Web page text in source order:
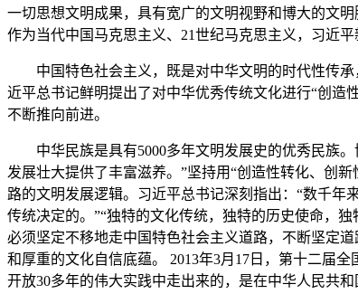
一切思想文明成果，具有宽广的文明视野和博大的文
作为当代中国马克思主义、21世纪马克思主义，习近
中国特色社会主义，既是对中华文明的时代性传承
近平总书记鲜明提出了对中华优秀传统文化进行“创造
不断推向前进。
中华民族是具有5000多年文明发展史的优秀民族。
发展壮大提供了丰富滋养。”坚持用“创造性转化、创
路的文明发展逻辑。习近平总书记深刻指出：“数千
传统决定的。”“独特的文化传统，独特的历史使命，
必须坚定不移地走中国特色社会主义道路，不断坚定
和厚重的文化自信底蕴。 2013年3月17日，第十二届
开放30多年的伟大实践中走出来的，是在中华人民共